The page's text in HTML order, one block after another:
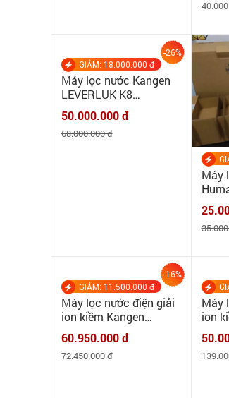
-26%
GIẢM: 18.000.000 đ
Máy lọc nước Kangen
LEVERLUK K8
[MINHQUANHOME]
Máy điện giải tạo ion
kiềm Kangen Leverluk
50.000.000 đ
68.000.000 đ
Máy
Máy
OSG
GIẢM: 11.500.000 đ
Máy lọc nước điện giải
ion kiềm Kangen
hãng Enagic
60.950.000 đ
Máy
ion
hãng